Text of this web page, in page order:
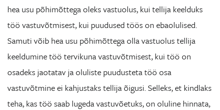
hea usu põhimõttega oleks vastuolus, kui tellija keelduks
töö vastuvõtmisest, kui puudused töös on ebaolulised.
Samuti võib hea usu põhimõttega olla vastuolus tellija
keeldumine töö tervikuna vastuvõtmisest, kui töö on
osadeks jaotatav ja oluliste puudusteta töö osa
vastuvõtmine ei kahjustaks tellija õigusi. Selleks, et kindlaks
teha, kas töö saab lugeda vastuvõetuks, on oluline hinnata,